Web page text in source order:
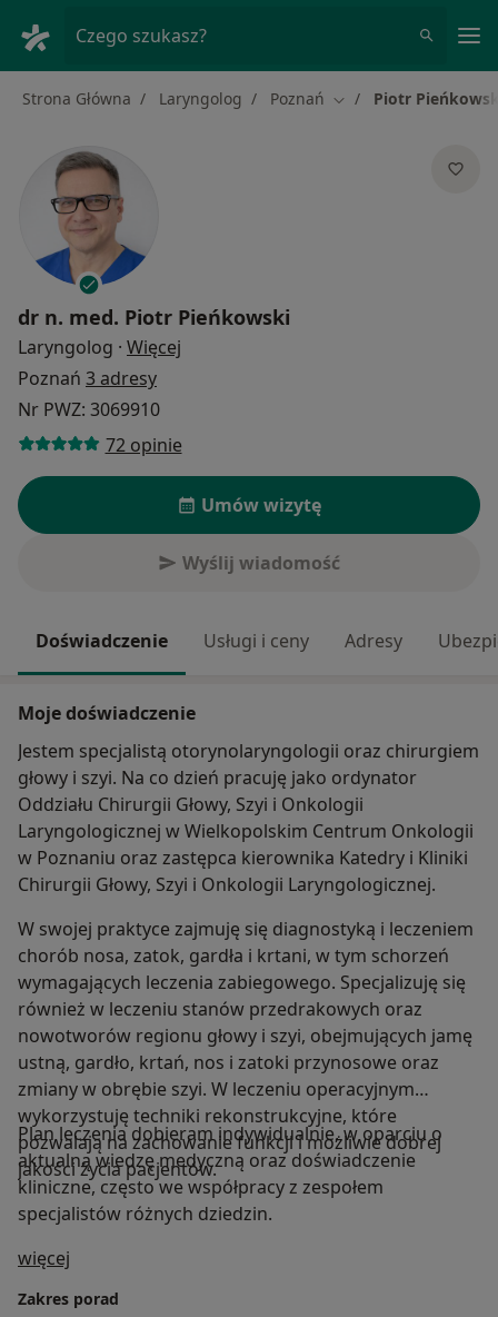
Czego szukasz?
Strona Główna Laryngolog Poznań Zmień miasto
Piotr
dr n. med. Piotr Pieńkowski
Laryngolog · Więcej
Poznań 3 adresy
Nr PWZ: 3069910
72 opinie
Umów wizytę
Wyślij wiadomość
Doświadczenie Usługi i ceny Adresy
Moje doświadczenie
Jestem specjalistą otorynolaryngologii oraz chirurgiem
głowy i szyi. Na co dzień pracuję jako ordynator
Oddziału Chirurgii Głowy, Szyi i Onkologii
Laryngologicznej w Wielkopolskim Centrum Onkologii
w Poznaniu oraz zastępca kierownika Katedry i Kliniki
Chirurgii Głowy, Szyi i Onkologii Laryngologicznej.
W swojej praktyce zajmuję się diagnostyką i leczeniem
chorób nosa, zatok, gardła i krtani, w tym schorzeń
wymagających leczenia zabiegowego. Specjalizuję się
również w leczeniu stanów przedrakowych oraz
nowotworów regionu głowy i szyi, obejmujących jamę
ustną, gardło, krtań, nos i zatoki przynosowe oraz
zmiany w obrębie szyi. W leczeniu operacyjnym
wykorzystuję techniki rekonstrukcyjne, które
pozwalają na zachowanie funkcji i możliwie dobrej
jakości życia pacjentów.
Plan leczenia dobieram indywidualnie, w oparciu o
aktualną wiedzę medyczną oraz doświadczenie
kliniczne, często we współpracy z zespołem
specjalistów różnych dziedzin.
więcej
Zakres porad